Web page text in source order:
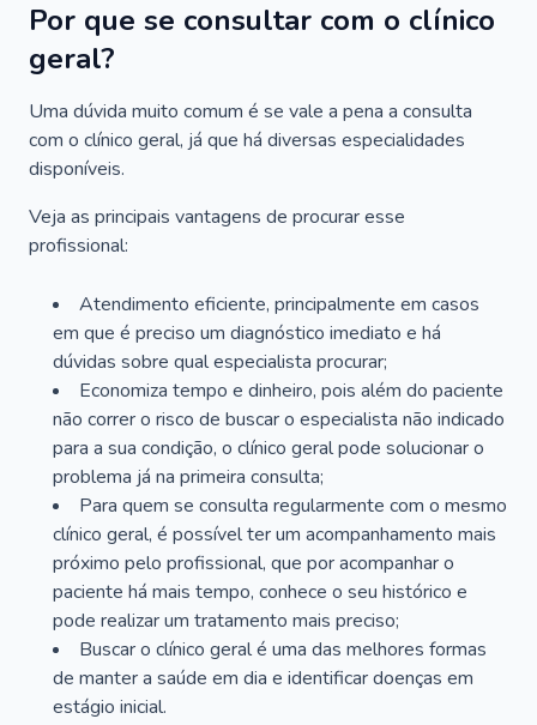
Por que se consultar com o clínico
geral?
Uma dúvida muito comum é se vale a pena a consulta
com o clínico geral, já que há diversas especialidades
disponíveis.
Veja as principais vantagens de procurar esse
profissional:
Atendimento eficiente, principalmente em casos
em que é preciso um diagnóstico imediato e há
dúvidas sobre qual especialista procurar;
Economiza tempo e dinheiro, pois além do paciente
não correr o risco de buscar o especialista não indicado
para a sua condição, o clínico geral pode solucionar o
problema já na primeira consulta;
Para quem se consulta regularmente com o mesmo
clínico geral, é possível ter um acompanhamento mais
próximo pelo profissional, que por acompanhar o
paciente há mais tempo, conhece o seu histórico e
pode realizar um tratamento mais preciso;
Buscar o clínico geral é uma das melhores formas
de manter a saúde em dia e identificar doenças em
estágio inicial.